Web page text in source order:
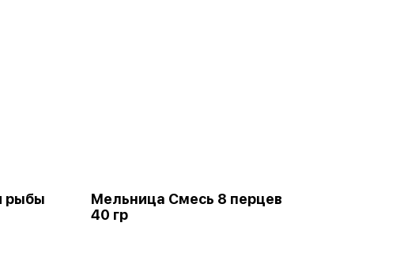
рыбы
Мельница Смесь 8 перцев
40 гр